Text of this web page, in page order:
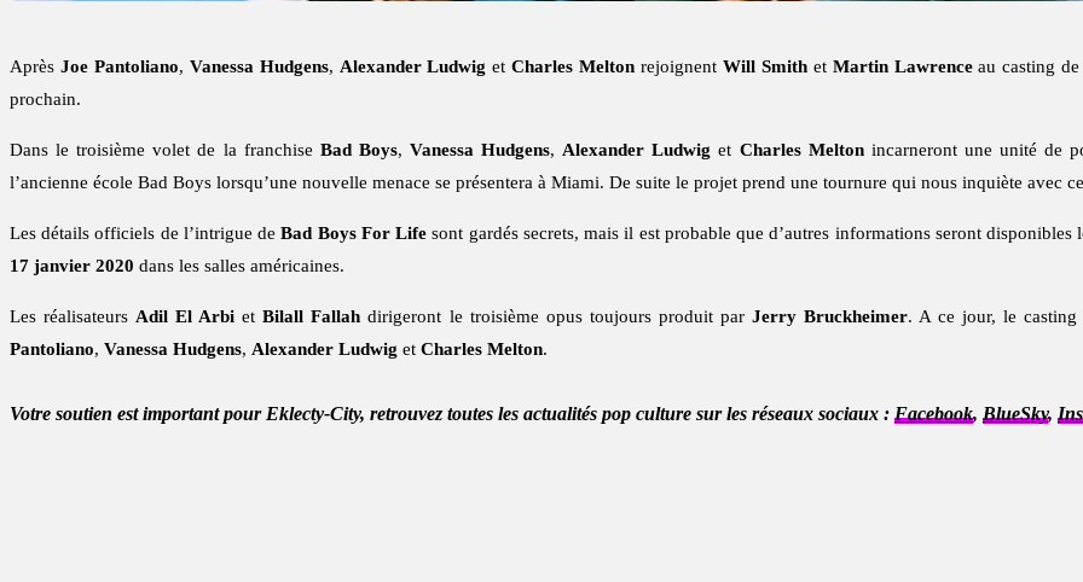
Après Joe Pantoliano, Vanessa Hudgens, Alexander Ludwig etCharles Melton rejoignent Will Smithet Martin Lawrenceau casting
prochain.
Dans le troisième volet de la franchise Bad Boys, Vanessa Hudgens, Alexander Ludwig et Charles Meltonincarneront une unité de
l’ancienne école Bad Boys lorsqu’une nouvelle menace se présentera à Miami. De suite le projet prend une tournure qui nous inquiète avec
Les détails officiels de l’intrigue deBad Boys For Life sont gardés secrets, mais il est probable que d’autres informations seront
17 janvier 2020 dans les salles américaines.
Les réalisateurs Adil El Arbi etBilall Fallah dirigeront le troisième opus toujours produit par Jerry Bruckheimer. A ce jour, le
Pantoliano, Vanessa Hudgens, Alexander Ludwig et Charles Melton.
Votre soutien est important pour Eklecty-City, retrouvez toutes les actualités pop culture sur les réseaux sociaux : Facebook, BlueSky,